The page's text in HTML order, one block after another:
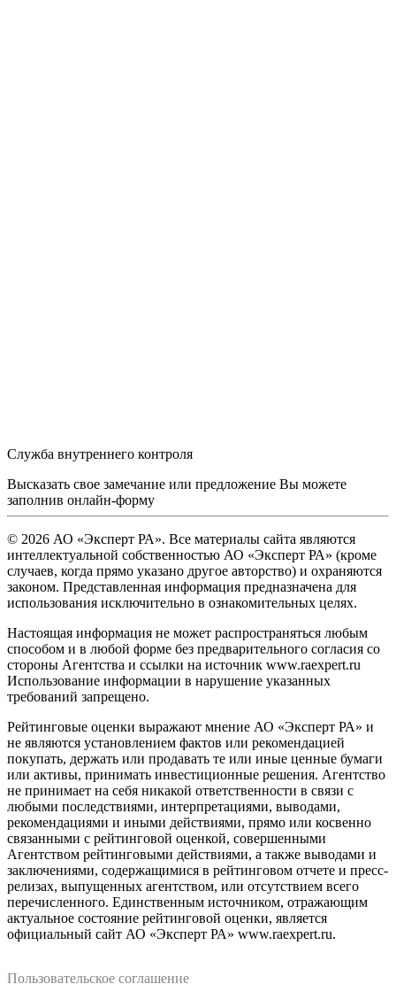
Служба внутреннего контроля
Высказать свое замечание или предложение Вы можете
заполнив онлайн-форму
© 2026 АО «Эксперт РА». Все материалы сайта являются
интеллектуальной собственностью АО «Эксперт РА» (кроме
случаев, когда прямо указано другое авторство) и охраняются
законом. Представленная информация предназначена для
использования исключительно в ознакомительных целях.
Настоящая информация не может распространяться любым
способом и в любой форме без предварительного согласия со
стороны Агентства и ссылки на источник www.raexpert.ru
Использование информации в нарушение указанных
требований запрещено.
Рейтинговые оценки выражают мнение АО «Эксперт РА» и
не являются установлением фактов или рекомендацией
покупать, держать или продавать те или иные ценные бумаги
или активы, принимать инвестиционные решения. Агентство
не принимает на себя никакой ответственности в связи с
любыми последствиями, интерпретациями, выводами,
рекомендациями и иными действиями, прямо или косвенно
связанными с рейтинговой оценкой, совершенными
Агентством рейтинговыми действиями, а также выводами и
заключениями, содержащимися в рейтинговом отчете и пресс-
релизах, выпущенных агентством, или отсутствием всего
перечисленного. Единственным источником, отражающим
актуальное состояние рейтинговой оценки, является
официальный сайт АО «Эксперт РА» www.raexpert.ru.
Пользовательское соглашение